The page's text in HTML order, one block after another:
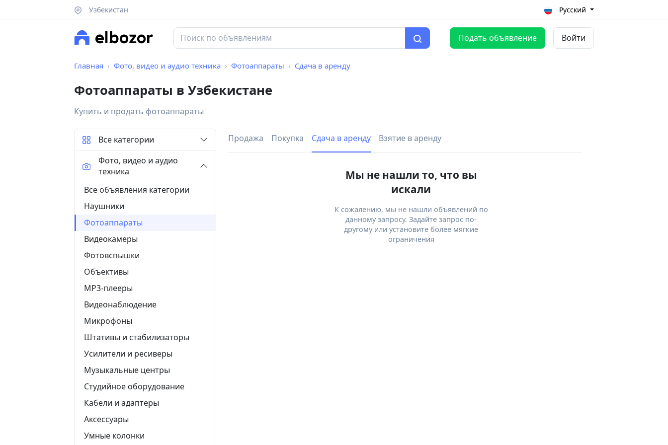
Узбекистан Русский
Подать объявление Войти
Главная Фото, видео и аудио техника Фотоаппараты Сдача в аренду
Фотоаппараты в Узбекистане
Купить и продать фотоаппараты
Продажа Покупка Сдача в аренду Взятие в аренду
Мы не нашли то, что вы
искали
К сожалению, мы не нашли объявлений по
данному запросу. Задайте запрос по-
другому или установите более мягкие
ограничения
Все категории
Фото, видео и аудио
техника
Все объявления категории
Наушники
Фотоаппараты
Видеокамеры
Фотовспышки
Объективы
MP3-плееры
Видеонаблюдение
Микрофоны
Штативы и стабилизаторы
Усилители и ресиверы
Музыкальные центры
Студийное оборудование
Кабели и адаптеры
Аксессуары
Умные колонки